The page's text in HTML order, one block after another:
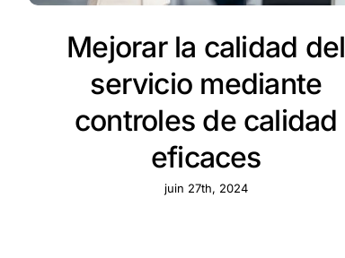
Mejorar la calidad del
servicio mediante
controles de calidad
eficaces
juin 27th, 2024